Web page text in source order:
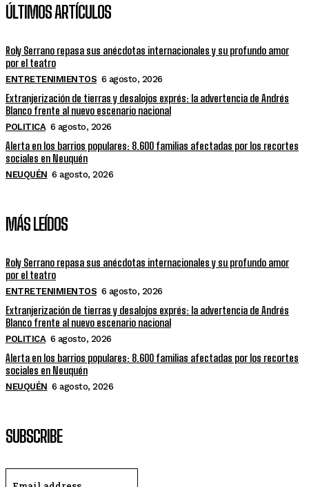
ÚLTIMOS ARTÍCULOS
Roly Serrano repasa sus anécdotas internacionales y su profundo amor
por el teatro
ENTRETENIMIENTOS 6 agosto, 2026
Extranjerización de tierras y desalojos exprés: la advertencia de Andrés
Blanco frente al nuevo escenario nacional
POLITICA 6 agosto, 2026
Alerta en los barrios populares: 8.600 familias afectadas por los recortes
sociales en Neuquén
NEUQUÉN 6 agosto, 2026
MÁS LEÍDOS
Roly Serrano repasa sus anécdotas internacionales y su profundo amor
por el teatro
ENTRETENIMIENTOS 6 agosto, 2026
Extranjerización de tierras y desalojos exprés: la advertencia de Andrés
Blanco frente al nuevo escenario nacional
POLITICA 6 agosto, 2026
Alerta en los barrios populares: 8.600 familias afectadas por los recortes
sociales en Neuquén
NEUQUÉN 6 agosto, 2026
SUBSCRIBE